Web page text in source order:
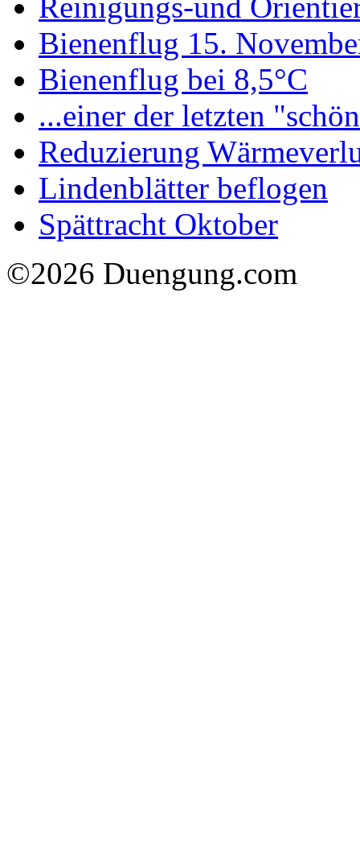
Bienenflug 15.
Bienenflug bei 8,5°C
...einer der letzten
Reduzierung
Lindenblätter beflogen
Spättracht Oktober
©2026 Duengung.com